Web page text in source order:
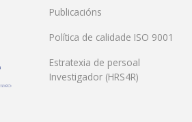
Publicacións
Política de calidade ISO 9001
Estratexia de persoal
Investigador (HRS4R)